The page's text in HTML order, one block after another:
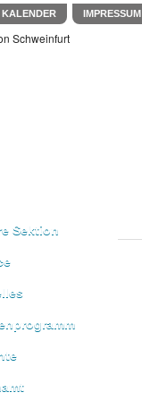
KALENDER IMPRESSUM
Sektion